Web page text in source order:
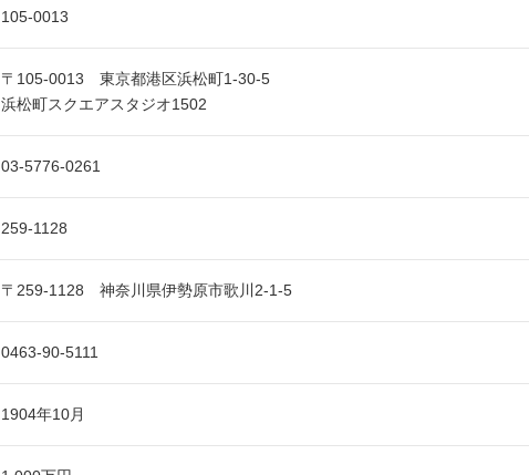
105-0013
〒105-0013 東京都港区浜松町1-30-5
浜松町スクエアスタジオ1502
03-5776-0261
259-1128
〒259-1128 神奈川県伊勢原市歌川2-1-5
0463-90-5111
1904年10月